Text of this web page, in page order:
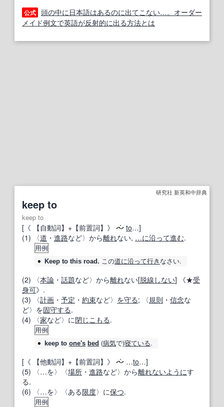
公式 頭の中に日本語はあるのに出てこない…。オーダー
メイド例文で英語が反射的に出る方法とは
研究社 新英和中辞典
keep to
keep to
[《 【自動詞】 + 【前置詞】 》 to…]
(1) 〈道 ・ 進路など〉から離れない, …に沿って進む.
用例
Keep to this road. この道に沿って行き なさい.
(2) 〈本論 ・ 話題など〉から離れない[脱線 しない] 《★受
身可》.
(3) 〈計画 ・ 予定 ・ 約束など〉 を守る; 〈規則 ・ 信念な
ど〉を固守する.
(4) 〈家など〉に閉じこもる.
用例
keep to one's bed (病気で)寝ている.
[《 【他動詞】 + 【前置詞】 》 …to…]
(5) 〈…を〉〈場所 ・ 進路など〉から離れないようにす
る.
(6) 〈…を〉〈ある限度〉に保つ.
用例